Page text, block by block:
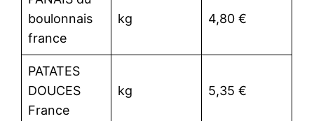
boulonnais
france
kg 4,80 €
PATATES
DOUCES
France
kg 5,35 €